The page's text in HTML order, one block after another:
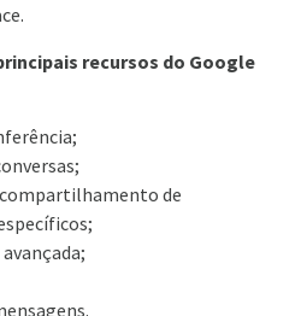
recursos do Google
de